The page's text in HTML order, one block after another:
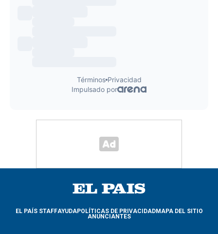
EL PAÍS STAFFAYUDAPOLÍTICAS DE PRIVACIDADMAPA DEL SITIO
ANUNCIANTES